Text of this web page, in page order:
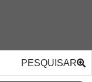
PESQUISAR